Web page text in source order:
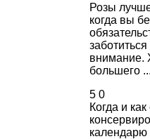
Розы
когда вы
внимание.
большего ...
5 0
Когда и
календарю